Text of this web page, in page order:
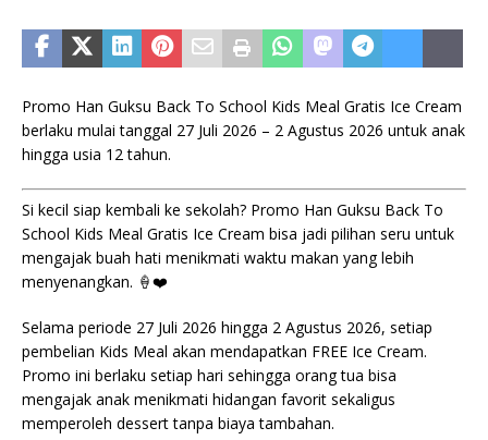
Promo Han Guksu Back To School Kids Meal Gratis Ice Cream
berlaku mulai tanggal 27 Juli 2026 – 2 Agustus 2026 untuk anak
hingga usia 12 tahun.
Si kecil siap kembali ke sekolah? Promo Han Guksu Back To
School Kids Meal Gratis Ice Cream bisa jadi pilihan seru untuk
mengajak buah hati menikmati waktu makan yang lebih
menyenangkan. 🍦❤️
Selama periode 27 Juli 2026 hingga 2 Agustus 2026, setiap
pembelian Kids Meal akan mendapatkan FREE Ice Cream.
Promo ini berlaku setiap hari sehingga orang tua bisa
mengajak anak menikmati hidangan favorit sekaligus
memperoleh dessert tanpa biaya tambahan.